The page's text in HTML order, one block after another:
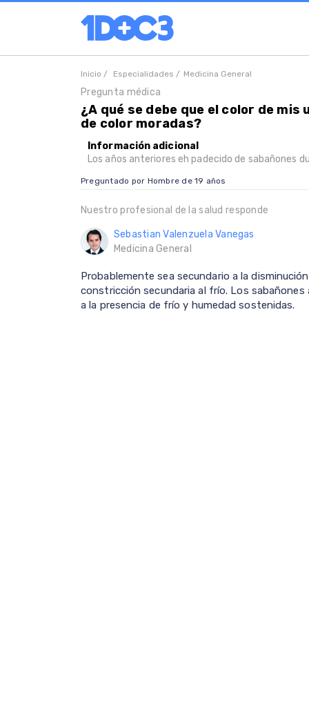
Inicio / Especialidades / Medicina General
Pregunta médica
¿A qué se debe que el color de
de color moradas?
Información adicional
Los años anteriores eh padecido de sabañones
Preguntado por Hombre de 19 años
Nuestro profesional de la salud responde
Sebastian Valenzuela Vanegas
Medicina General
Probablemente sea secundario a la
constricción secundaria al frío. Los sabañones
a la presencia de frío y humedad sostenidas.